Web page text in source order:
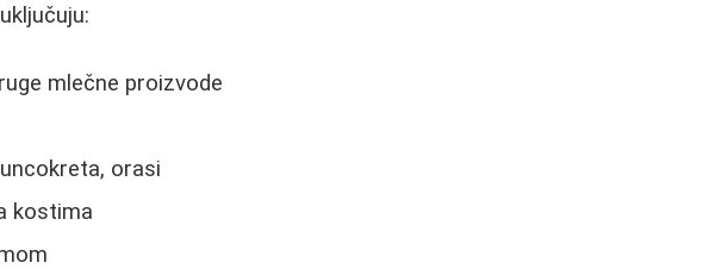
mlečne proizvode
orasi
kostima